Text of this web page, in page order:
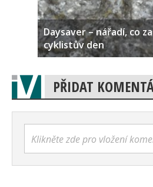
Daysaver – nářadí, co
cyklistův den
PŘIDAT
Klikněte zde pro vložení